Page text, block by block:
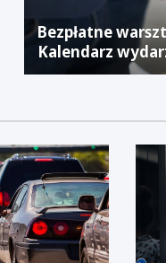
Bezpłatne
Kalendarz
Jaworznickim